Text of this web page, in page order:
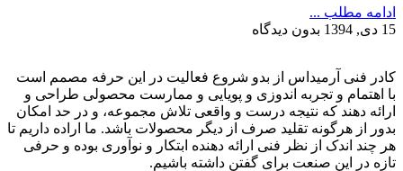
ادامه مطلب ...
15 دی, 1394
بدون دیدگاه
کادر فنی آرمیداس از بدو شروع فعالیت در این حرفه مصمم است
با اهتمام و تجربه اندوزی و پویایی و ممارست محصولی طراحی و
ارائه دهند که نتیجه درست و واقعی تلاش مجموعه، و در حد امکان
بدور از هرگونه تقلید صرف از دیگر محصولات باشد. ما اراده داریم تا
هر چند اندک از نظر فنی ارائه دهنده ابتکار و نوآوری بوده و حرفی
تازه در این صنعت برای گفتن داشته باشیم.